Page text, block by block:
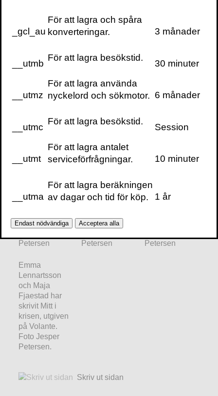
inför utmärkelsen ”Årets AI-svensk” och
lyfter hennes bidrag till att göra AI rättvist,
”Maja Fjaestad är en banbrytande röst
inom svensk politik och teknik, med ett
starkt fokus på att föra AI-tekniken närmare
människan med demokratins värde som
drivkraft. […] Maja Fjaestad är en förebild
samverka för samhällets bästa.”
Boka Maja Fjaestads föreläsningar
Pressbilder
Maja Fjaestad
Petersen
Maja Fjaestad
Petersen
Petersen
Emma
Lennartsson
och Maja
Fjaestad har
skrivit Mitt i
krisen, utgiven
på Volante.
Foto Jesper
Petersen.
Skriv ut sidan
_gcl_au
För att lagra och spåra
konverteringar.
3 månader
__utmb
För att lagra besökstid.
30 minuter
__utmz
För att lagra använda
nyckelord och sökmotor. 6 månader
__utmc
För att lagra besökstid.
Session
__utmt
För att lagra antalet
serviceförfrågningar.
10 minuter
__utma
För att lagra beräkningen
av dagar och tid för köp.
1 år
Endast nödvändiga Acceptera alla